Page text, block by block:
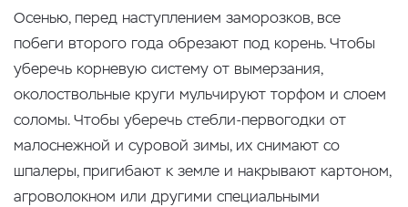
Осенью, перед наступлением заморозков, все
побеги второго года обрезают под корень. Чтобы
уберечь корневую систему от вымерзания,
околоствольные круги мульчируют торфом и слоем
соломы. Чтобы уберечь стебли-первогодки от
малоснежной и суровой зимы, их снимают со
шпалеры, пригибают к земле и накрывают картоном,
агроволокном или другими специальными